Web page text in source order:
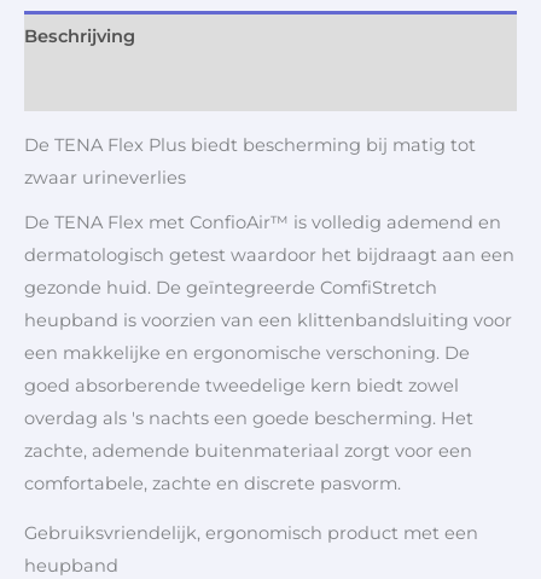
Beschrijving
De TENA Flex Plus biedt bescherming bij matig tot
zwaar urineverlies
De TENA Flex met ConfioAir™ is volledig ademend en
dermatologisch getest waardoor het bijdraagt aan een
gezonde huid. De geïntegreerde ComfiStretch
heupband is voorzien van een klittenbandsluiting voor
een makkelijke en ergonomische verschoning. De
goed absorberende tweedelige kern biedt zowel
overdag als 's nachts een goede bescherming. Het
zachte, ademende buitenmateriaal zorgt voor een
comfortabele, zachte en discrete pasvorm.
Gebruiksvriendelijk, ergonomisch product met een
heupband